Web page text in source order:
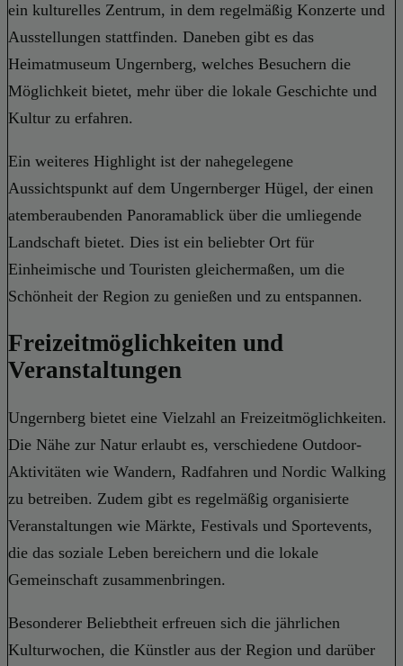
ein kulturelles Zentrum, in dem regelmäßig Konzerte und
Ausstellungen stattfinden. Daneben gibt es das
Heimatmuseum Ungernberg, welches Besuchern die
Möglichkeit bietet, mehr über die lokale Geschichte und
Kultur zu erfahren.
Ein weiteres Highlight ist der nahegelegene
Aussichtspunkt auf dem Ungernberger Hügel, der einen
atemberaubenden Panoramablick über die umliegende
Landschaft bietet. Dies ist ein beliebter Ort für
Einheimische und Touristen gleichermaßen, um die
Schönheit der Region zu genießen und zu entspannen.
Freizeitmöglichkeiten und
Veranstaltungen
Ungernberg bietet eine Vielzahl an Freizeitmöglichkeiten.
Die Nähe zur Natur erlaubt es, verschiedene Outdoor-
Aktivitäten wie Wandern, Radfahren und Nordic Walking
zu betreiben. Zudem gibt es regelmäßig organisierte
Veranstaltungen wie Märkte, Festivals und Sportevents,
die das soziale Leben bereichern und die lokale
Gemeinschaft zusammenbringen.
Besonderer Beliebtheit erfreuen sich die jährlichen
Kulturwochen, die Künstler aus der Region und darüber